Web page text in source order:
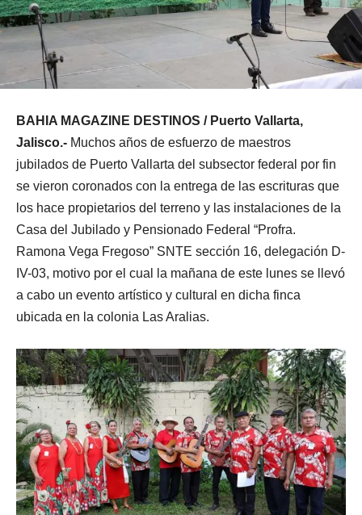
BAHIA MAGAZINE DESTINOS / Puerto Vallarta,
Jalisco.- Muchos años de esfuerzo de maestros
jubilados de Puerto Vallarta del subsector federal por fin
se vieron coronados con la entrega de las escrituras que
los hace propietarios del terreno y las instalaciones de la
Casa del Jubilado y Pensionado Federal “Profra.
Ramona Vega Fregoso” SNTE sección 16, delegación D-
IV-03, motivo por el cual la mañana de este lunes se llevó
a cabo un evento artístico y cultural en dicha finca
ubicada en la colonia Las Aralias.